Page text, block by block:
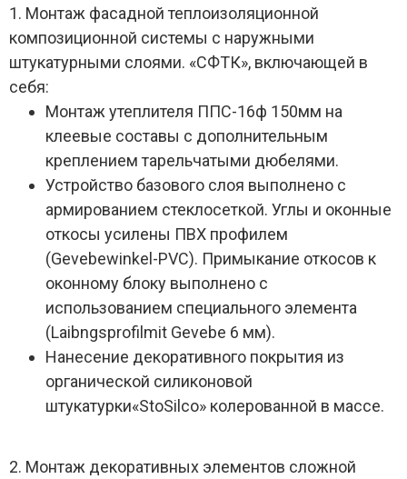
1. Монтаж фасадной теплоизоляционной
композиционной системы с наружными
штукатурными слоями. «СФТК», включающей в
себя:
Монтаж утеплителя ППС-16ф 150мм на
клеевые составы с дополнительным
креплением тарельчатыми дюбелями.
Устройство базового слоя выполнено с
армированием стеклосеткой. Углы и оконные
откосы усилены ПВХ профилем
(Gevebewinkel-PVC). Примыкание откосов к
оконному блоку выполнено с
использованием специального элемента
(Laibngsprofilmit Gevebe 6 мм).
Нанесение декоративного покрытия из
органической силиконовой
штукатурки«StoSilco» колерованной в массе.
2. Монтаж декоративных элементов сложной